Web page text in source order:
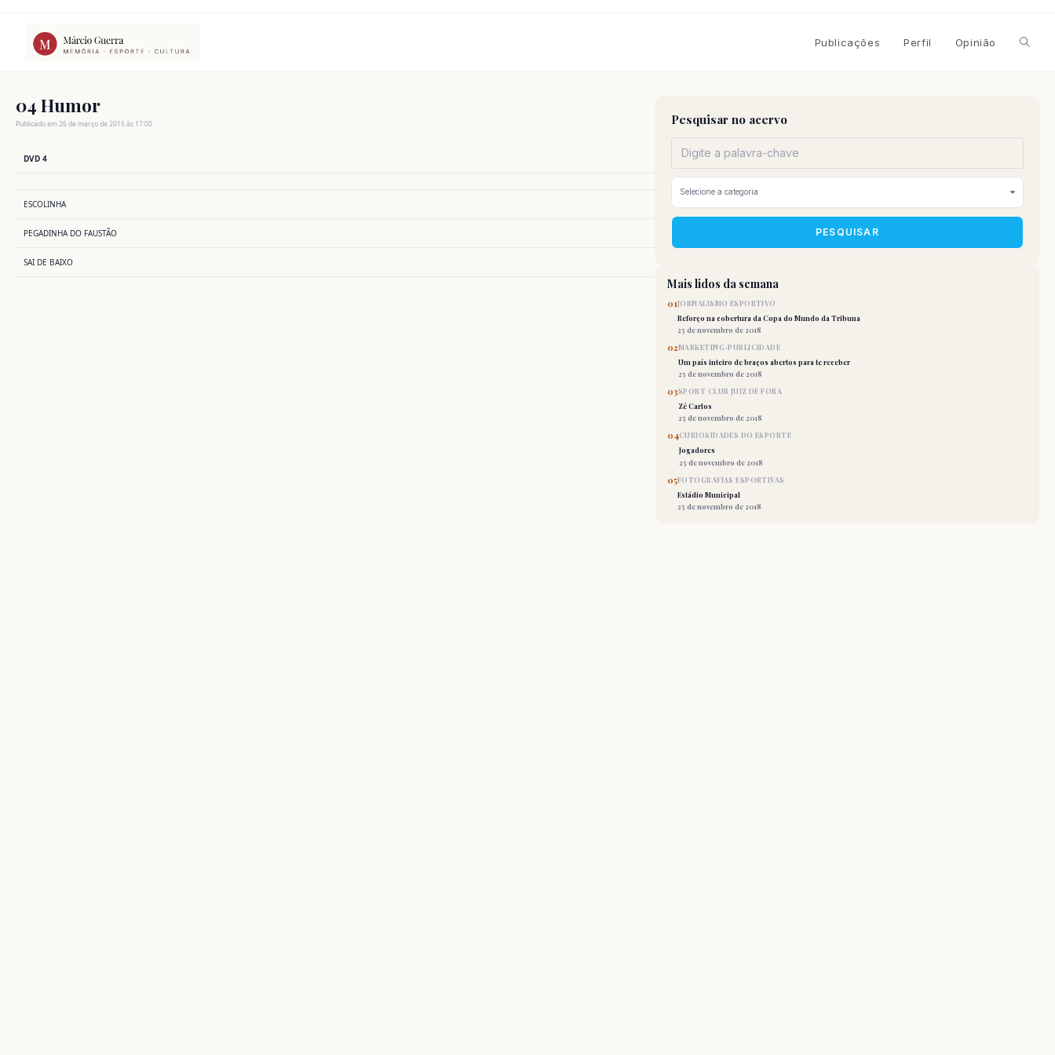
conteúdo
Publicações Perfil Opinião
site
04 Humor
Publicado em 26 de março de 2015 às 17:00
DVD 4
ESCOLINHA
PEGADINHA DO FAUSTÃO
SAI DE BAIXO
Pesquisar no acervo
PESQUISAR
Mais lidos da semana
01JORNALISMO ESPORTIVO
Reforço na cobertura da Copa do Mundo da Tribuna
25 de novembro de 2018
02MARKETING-PUBLICIDADE
Um país inteiro de braços abertos para te receber
25 de novembro de 2018
03SPORT CLUB JUIZ DE FORA
Zé Carlos
25 de novembro de 2018
04CURIOSIDADES DO ESPORTE
Jogadores
25 de novembro de 2018
05FOTOGRAFIAS ESPORTIVAS
Estádio Municipal
25 de novembro de 2018